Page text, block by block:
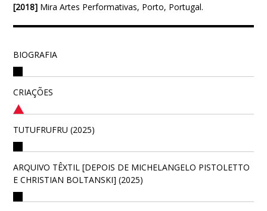
[2018] Mira Artes Performativas, Porto, Portugal.
BIOGRAFIA
CRIAÇÕES
TUTUFRUFRU (2025)
ARQUIVO TÊXTIL [DEPOIS DE MICHELANGELO PISTOLETTO
E CHRISTIAN BOLTANSKI] (2025)